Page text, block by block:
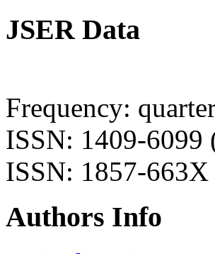
JSER Data
Frequency:
ISSN: 1409-6099
ISSN: 1857-
Authors Info